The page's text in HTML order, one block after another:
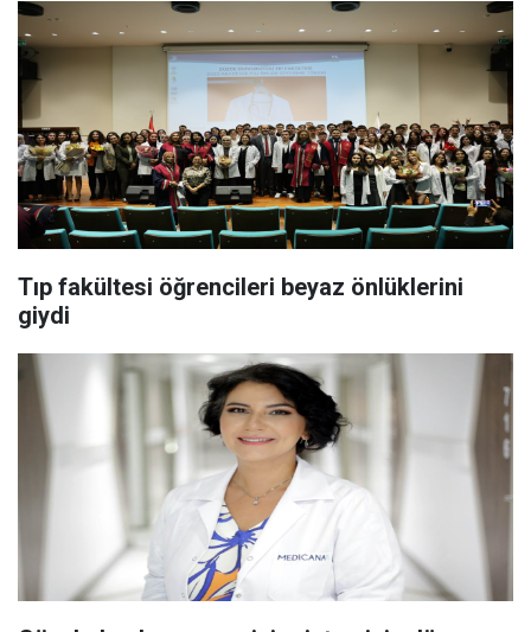
Tıp fakültesi öğrencileri beyaz önlüklerini
giydi